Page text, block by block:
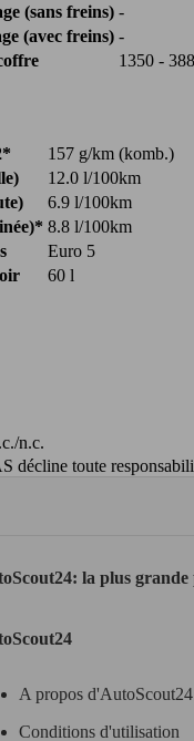
(sans freins) -
(avec freins) -
1350 -
157 g/km (komb.)
12.0 l/100km
6.9 l/100km
8.8 l/100km
Euro 5
60 l
n.c.
décline toute
la plus grande
A propos d'AutoScout24
Conditions d'utilisation